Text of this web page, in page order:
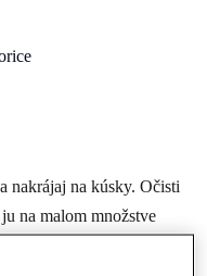
nakrájaj na kúsky. Očisti
na malom množstve